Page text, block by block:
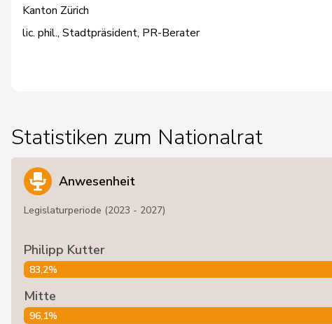
Kanton Zürich
lic. phil., Stadtpräsident, PR-Berater
Statistiken zum Nationalrat
Anwesenheit
Legislaturperiode (2023 - 2027)
Philipp Kutter
83,2%
Mitte
96,1%